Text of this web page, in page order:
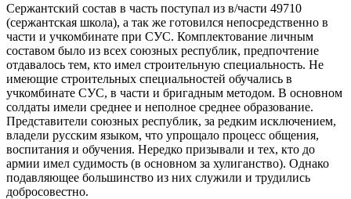
Сержантский состав в часть поступал из в/части 49710
(сержантская школа), а так же готовился непосредственно в
части и учкомбинате при СУС. Комплектование личным
составом было из всех союзных республик, предпочтение
отдавалось тем, кто имел строительную специальность. Не
имеющие строительных специальностей обучались в
учкомбинате СУС, в части и бригадным методом. В основном
солдаты имели среднее и неполное среднее образование.
Представители союзных республик, за редким исключением,
владели русским языком, что упрощало процесс общения,
воспитания и обучения. Нередко призывали и тех, кто до
армии имел судимость (в основном за хулиганство). Однако
подавляющее большинство из них служили и трудились
добросовестно.